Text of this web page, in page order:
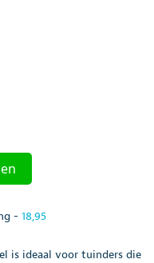
- 18,95
is ideaal voor tuinders die